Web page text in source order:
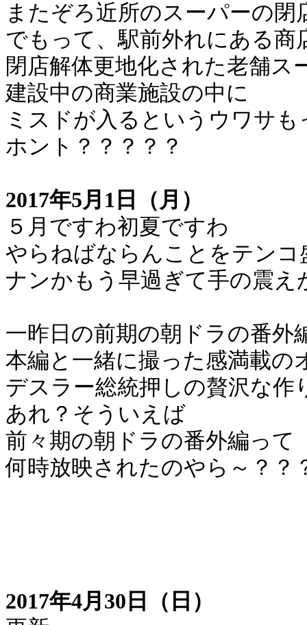
またぞろ近所のスーパーの閉
でもって、駅前外れにある
閉店解体更地化された老舗ス
建設中の商業施設の中に
ミスドが入るというウワサも
ホント？？？？？
2017年5月1日（月）
５月ですわ初夏ですわ
やらねばならんことをテン
ナンかもう早過ぎて手の震え
一昨日の前期の朝ドラの番外
本編と一緒に撮った感満載の
デスラー総統押しの贅沢な作
あれ？そういえば
前々期の朝ドラの番外編って
何時放映されたのやら～？？
2017年4月30日（日）